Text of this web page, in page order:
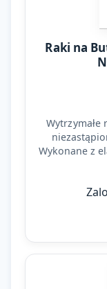
Raki na
Wykonane z